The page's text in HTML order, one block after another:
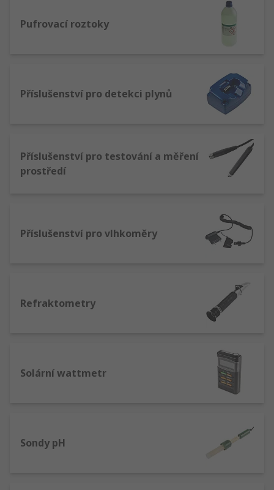
Pufrovací roztoky
Příslušenství pro detekci plynů
Příslušenství pro testování a měření
prostředí
Příslušenství pro vlhkoměry
Refraktometry
Solární wattmetr
Sondy pH